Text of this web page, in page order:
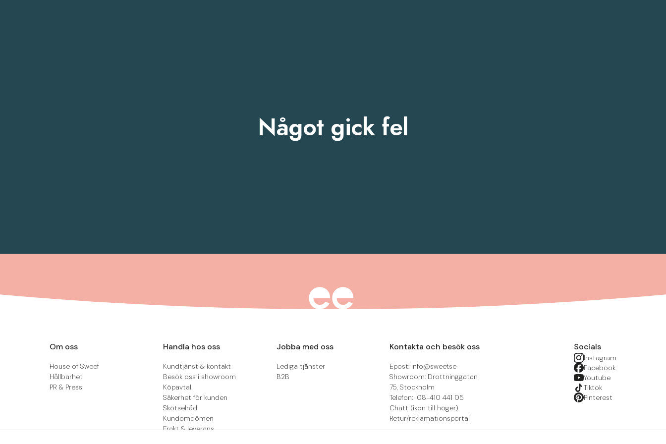
Något gick fel
Om oss
House of Sweef
Hållbarhet
PR & Press
Handla hos oss
Kundtjänst & kontakt
Besök oss i showroom
Köpavtal
Säkerhet för kunden
Skötselråd
Kundomdömen
Frakt & leverans
Jobba med oss
Lediga tjänster
B2B
Kontakta och besök oss
Epost: info@sweef.se
Showroom: Drottninggatan
75, Stockholm
Telefon: 08-410 441 05
Chatt (ikon till höger)
Retur/reklamationsportal
Socials
Instagram
Facebook
Youtube
Tiktok
Pinterest